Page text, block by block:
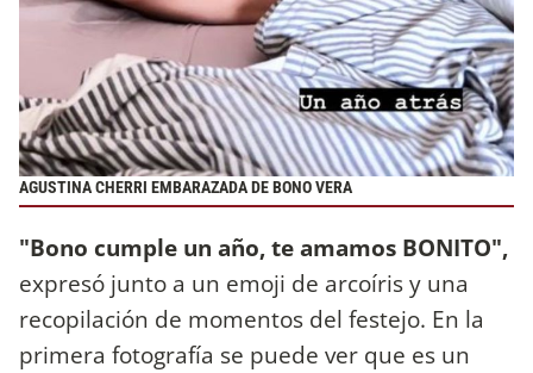
AGUSTINA CHERRI EMBARAZADA DE BONO VERA
"Bono cumple un año, te amamos BONITO",
expresó junto a un emoji de arcoíris y una
recopilación de momentos del festejo. En la
primera fotografía se puede ver que es un